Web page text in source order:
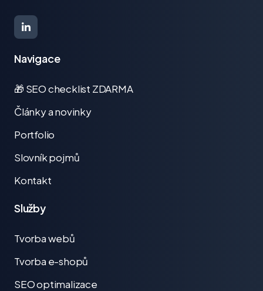
Navigace
🎁 SEO checklist ZDARMA
Články a novinky
Portfolio
Slovník pojmů
Kontakt
Služby
Tvorba webů
Tvorba e-shopů
SEO optimalizace